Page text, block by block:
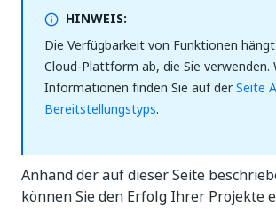
HINWEIS:
Die Verfügbarkeit von Funktionen
Cloud-Plattform ab, die Sie verwenden.
Informationen finden Sie auf derSeite
Bereitstellungstyps.
Anhand der auf dieser Seite
können Sie den Erfolg Ihrer Projekte